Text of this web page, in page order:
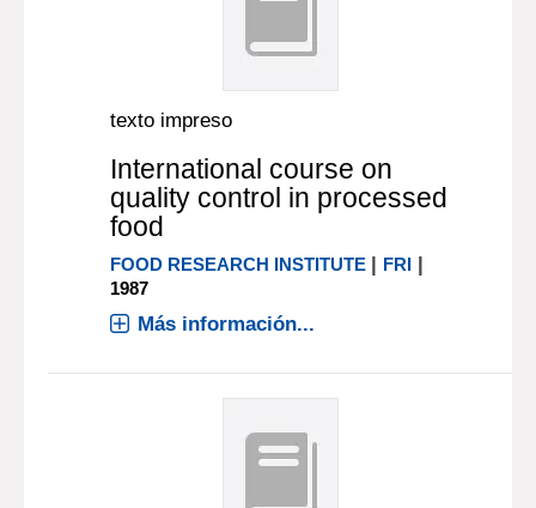
texto impreso
International course on
quality control in processed
food
FOOD RESEARCH INSTITUTE | FRI |
1987
Más información...